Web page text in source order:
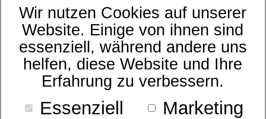
Wir nutzen Cookies auf unserer
Website. Einige von ihnen sind
essenziell, während andere uns
helfen, diese Website und Ihre
Erfahrung zu verbessern.
Essenziell
Marketing